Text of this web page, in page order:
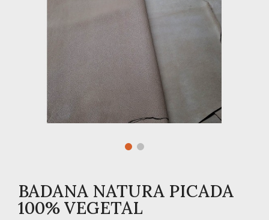
BADANA NATURA PICADA
100% VEGETAL